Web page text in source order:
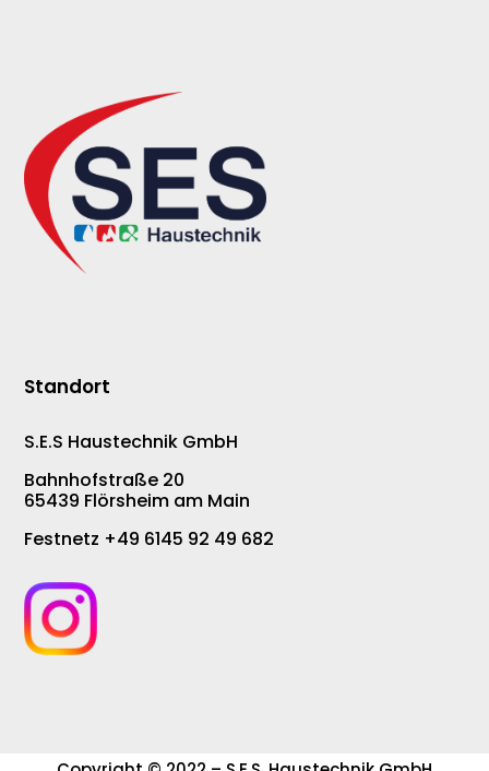
Standort
S.E.S Haustechnik GmbH
Bahnhofstraße 20
65439 Flörsheim am Main
Festnetz +49 6145 92 49 682